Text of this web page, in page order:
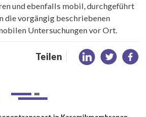
und ebenfalls mobil, durchgeführt
die vorgängig beschriebenen
Untersuchungen vor Ort.
Teilen